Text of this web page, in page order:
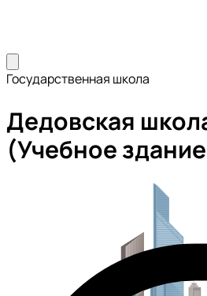
Государственная школа
Дедовская
(Учебное